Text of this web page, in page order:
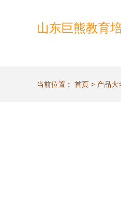
山东巨熊教育
当前位置： 首页 > 产品大